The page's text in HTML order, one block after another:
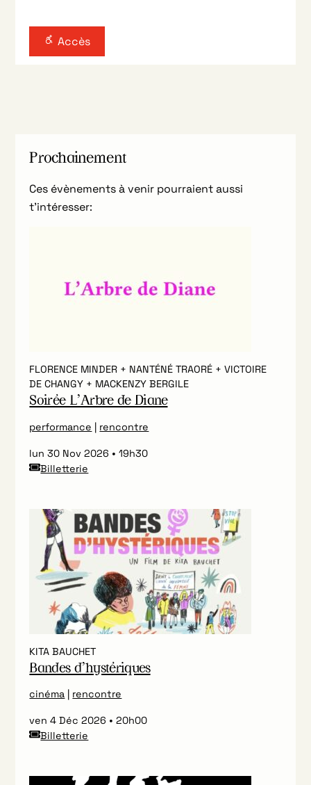
Accès
Prochainement
Ces évènements à venir pourraient aussi
t’intéresser:
FLORENCE MINDER + NANTÉNÉ TRAORÉ + VICTOIRE
DE CHANGY + MACKENZY BERGILE
Soirée L’Arbre de Diane
performance | rencontre
lun 30 Nov 2026
19h30
Billetterie
KITA BAUCHET
Bandes d’hystériques
cinéma | rencontre
ven 4 Déc 2026
20h00
Billetterie